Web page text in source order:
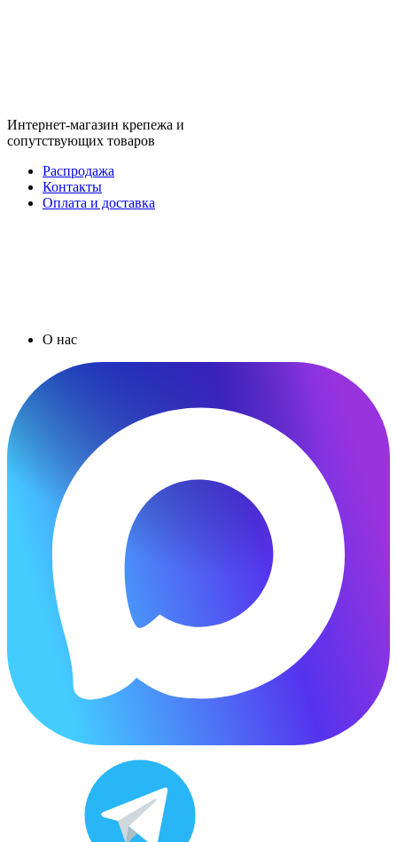
Интернет-магазин крепежа и
сопутствующих товаров
Распродажа
Контакты
Оплата и доставка
О нас